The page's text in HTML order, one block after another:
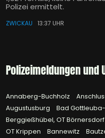
Polizei ermittelt.
ZWICKAU 13:37 UHR
Polizeimeldungen und
Annaberg-Buchholz
Augustusburg
Bad
Berggießhübel, OT Börnersdorf
OT Krippen
Bannewitz